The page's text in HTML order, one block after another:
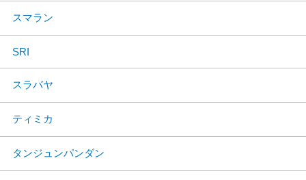
スマラン
SRI
スラバヤ
ティミカ
タンジュンパンダン